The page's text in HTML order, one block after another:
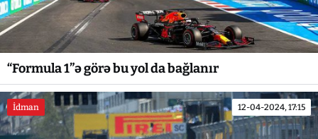
“Formula 1”ə görə bu yol da bağlanır
İdman 12-04-2024, 17:15